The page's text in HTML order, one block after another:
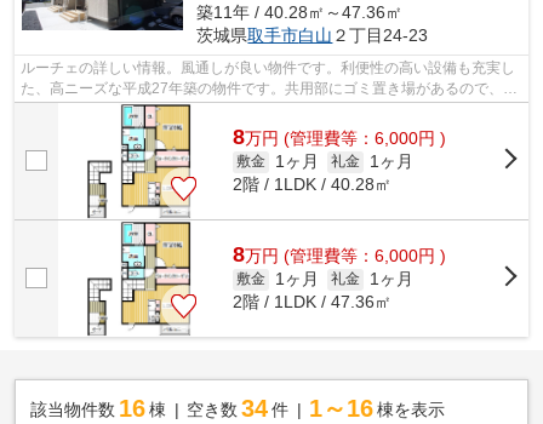
築11年 / 40.28㎡～47.36㎡
茨城県取手市白山 ２丁目24-23
ルーチェの詳しい情報。風通しが良い物件です。利便性の高い設備も充実し
た、高ニーズな平成27年築の物件です。共用部にゴミ置き場があるので、外
部の人にごみを見られたり持っていか...
8万円 (管理費等：6,000円 )
敷金 1ヶ月 礼金
1ヶ月
2階 / 1LDK / 40.28㎡
8万円 (管理費等：6,000円 )
敷金 1ヶ月 礼金
1ヶ月
2階 / 1LDK / 47.36㎡
該当物件数 16棟 空き数 34 件 1～16 棟を表示